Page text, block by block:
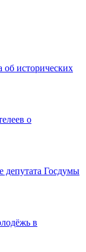
исторических
о
депутата Госдумы
в